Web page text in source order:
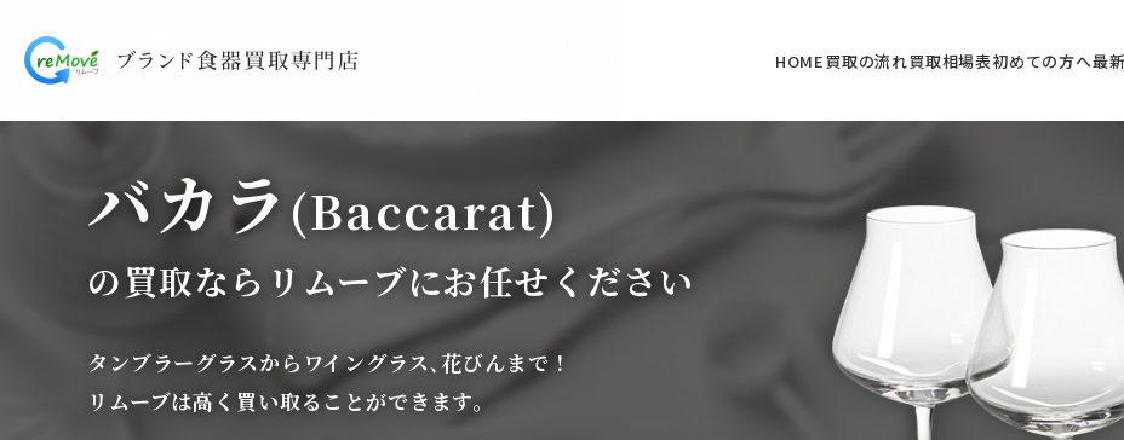
HOME買取の流れ買取相場表初めての方へ最
バカラ (Baccarat)
の買取ならリムーブにお任せください
タンブラーグラスからワイングラス､花びんまで！
リムーブは高く買い取ることができます。